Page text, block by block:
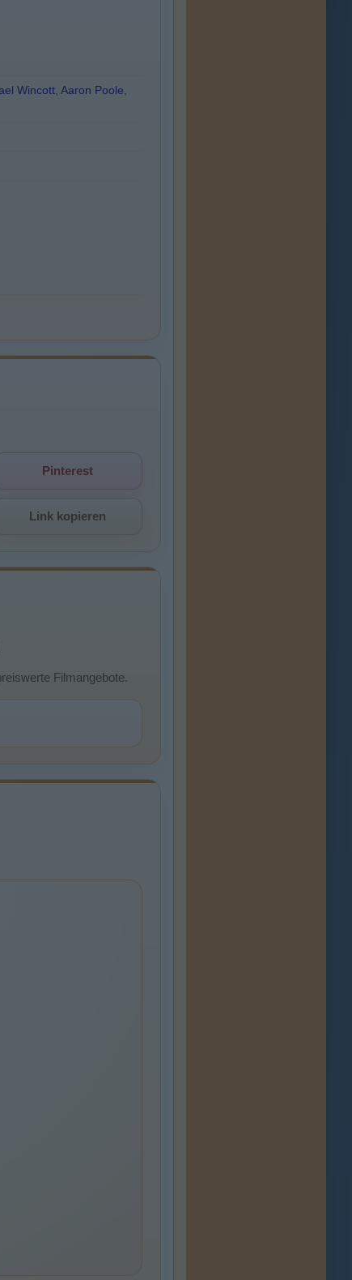
Wincott Aaron Poole
Pinterest
Link kopieren
Filmangebote.